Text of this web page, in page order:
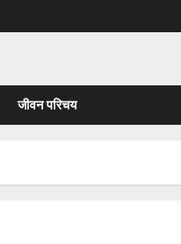
जीवन परिचय